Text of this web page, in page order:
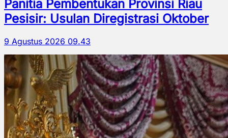
Panitia Pembentukan Provinsi Riau
Pesisir: Usulan Diregistrasi Oktober
9 Agustus 2026 09.43